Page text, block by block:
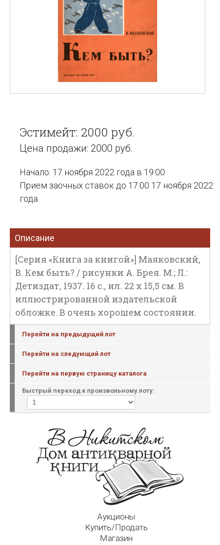
Эстимейт: 2000 руб.
Цена продажи: 2000 руб.
Начало: 17 ноября 2022 года в 19:00
Прием заочных ставок до 17:00 17 ноября 2022
года
Описание
[Серия «Книга за книгой»] Маяковский,
В. Кем быть? / рисунки А. Брея. М.; Л.:
Детиздат, 1937. 16 с., ил. 22 х 15,5 см. В
иллюстрированной издательской
обложке. В очень хорошем состоянии.
Перейти на предыдущий лот
Перейти на следующий лот
Перейти на первую страницу каталога
Быстрый переход к произвольному лоту:
Аукционы
Купить/Продать
Магазин